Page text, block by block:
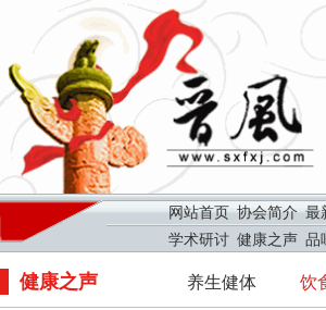
网站首页 协会简介 最
学术研讨 健康之声 品
健康之声 养生健体 饮